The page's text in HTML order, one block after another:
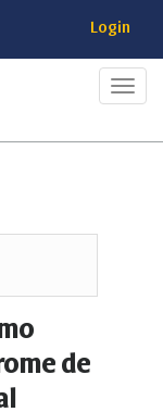
Login
de